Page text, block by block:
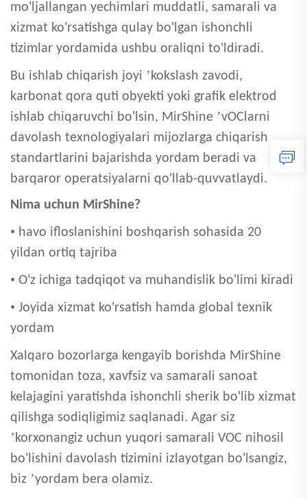
mo'ljallangan yechimlari muddatli, samarali va
xizmat ko'rsatishga qulay bo'lgan ishonchli
tizimlar yordamida ushbu oraliqni to'ldiradi.
Bu ishlab chiqarish joyi ’kokslash zavodi,
karbonat qora quti obyekti yoki grafik elektrod
ishlab chiqaruvchi bo'lsin, MirShine ’vOClarni
davolash texnologiyalari mijozlarga chiqarish
standartlarini bajarishda yordam beradi va
barqaror operatsiyalarni qo'llab-quvvatlaydi.
Nima uchun MirShine?
• havo ifloslanishini boshqarish sohasida 20
yildan ortiq tajriba
• O'z ichiga tadqiqot va muhandislik bo'limi kiradi
• Joyida xizmat ko'rsatish hamda global texnik
yordam
Xalqaro bozorlarga kengayib borishda MirShine
tomonidan toza, xavfsiz va samarali sanoat
kelajagini yaratishda ishonchli sherik bo'lib xizmat
qilishga sodiqligimiz saqlanadi. Agar siz
’korxonangiz uchun yuqori samarali VOC nihosil
bo'lishini davolash tizimini izlayotgan bo'lsangiz,
biz ’yordam bera olamiz.